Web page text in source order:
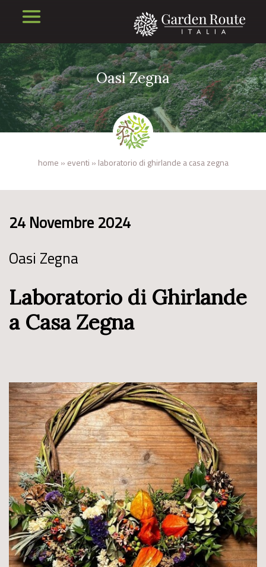
Oasi Zegna
home » eventi » laboratorio di ghirlande a casa zegna
24 Novembre 2024
Oasi Zegna
Laboratorio di Ghirlande
a Casa Zegna